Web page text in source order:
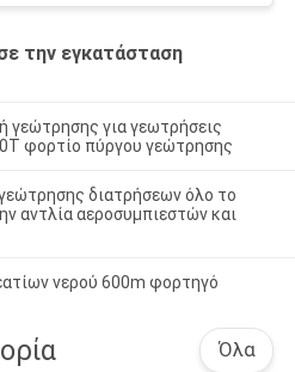
την εγκατάσταση
γεώτρησης για γεωτρήσεις
φορτίο πύργου γεώτρησης
διατρήσεων όλο το
αντλία αεροσυμπιεστών και
νερού 600m φορτηγό
Όλα